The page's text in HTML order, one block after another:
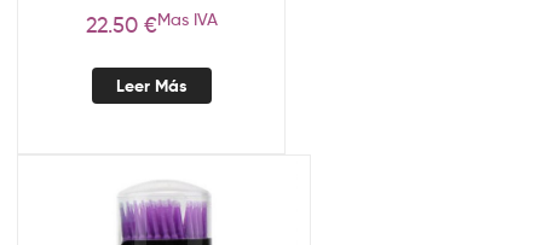
22.50 €Mas IVA
Leer Más